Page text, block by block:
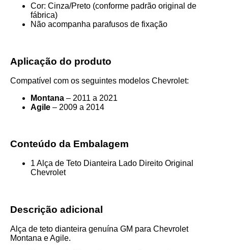
Cor: Cinza/Preto (conforme padrão original de
fábrica)
Não acompanha parafusos de fixação
Aplicação do produto
Compatível com os seguintes modelos Chevrolet:
Montana – 2011 a 2021
Agile – 2009 a 2014
Conteúdo da Embalagem
1 Alça de Teto Dianteira Lado Direito Original
Chevrolet
Descrição adicional
Alça de teto dianteira genuína GM para Chevrolet
Montana e Agile.